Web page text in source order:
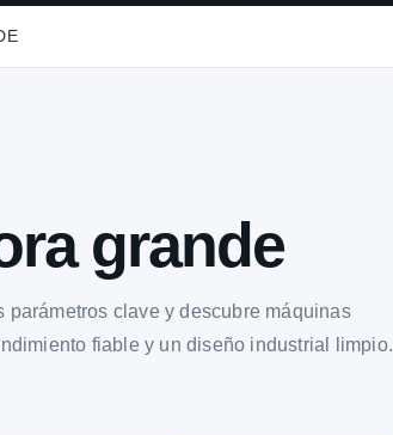
grande
parámetros clave y descubre máquinas
fiable y un diseño industrial limpio.